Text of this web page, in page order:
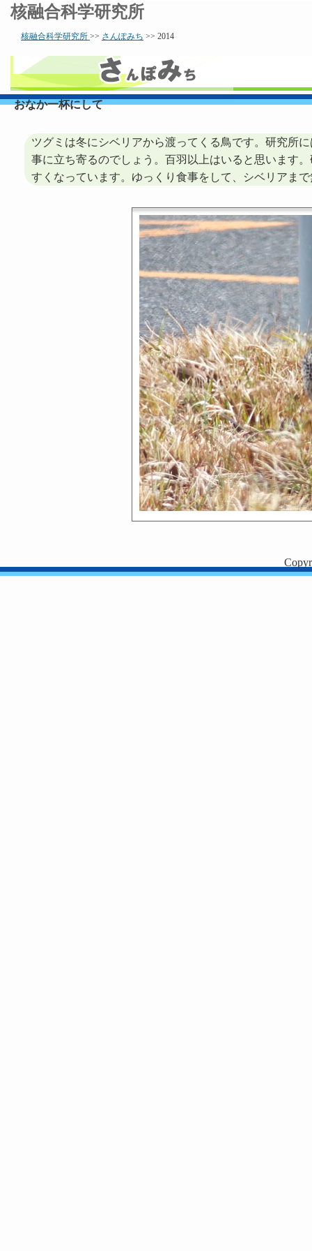
核融合科学研究所
核融合科学研究所 >> さんぽみち >> 2014
おなか一杯にして
ツグミは冬にシベリアから渡ってくる鳥です。研究所
事に立ち寄るのでしょう。百羽以上はいると思います
すくなっています。ゆっくり食事をして、シベリアま